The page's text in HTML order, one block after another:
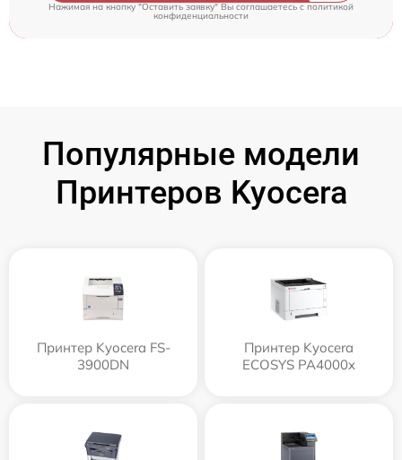
Нажимая на кнопку "Оставить заявку" Вы соглашаетесь c политикой
конфиденциальности
Популярные модели
Принтеров Kyocera
Принтер Kyocera FS-
3900DN
Принтер Kyocera
ECOSYS PA4000x